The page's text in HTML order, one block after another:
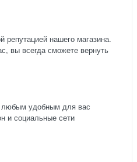
репутацией нашего магазина.
вы всегда сможете вернуть
удобным для вас
и социальные сети